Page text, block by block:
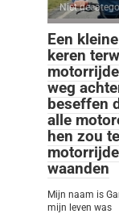
Niet
Een
keren
weg
beseffen
alle
hen zou
waanden
Mijn naam is
mijn leven was